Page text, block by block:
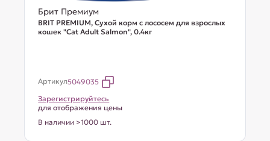
Брит Премиум
BRIT PREMIUM, Сухой корм с лососем для взрослых
кошек "Cat Adult Salmon", 0.4кг
Артикул5049035
Зарегистрируйтесь
для отображения цены
В наличии >1000 шт.